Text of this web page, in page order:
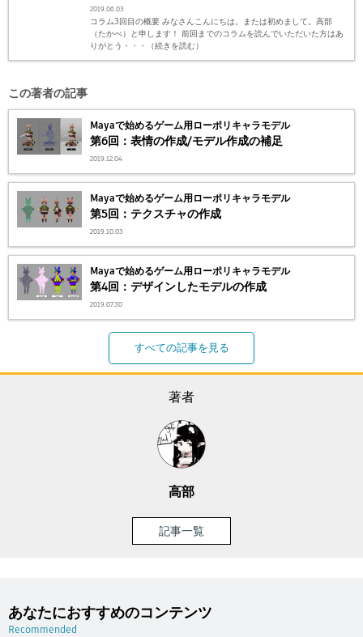
2019.06.03
コラム3回目の概要 みなさんこんにちは。または初めまして。高部
（たかべ）と申します！ 前回までのコラムを読んでいただいた方はあ
りがとう・・・（続きを読む）
この著者の記事
Mayaで始めるゲーム用ローポリキャラモデル
第6回：表情の作成/モデル作成の補足
2019.12.04
Mayaで始めるゲーム用ローポリキャラモデル
第5回：テクスチャの作成
2019.10.03
Mayaで始めるゲーム用ローポリキャラモデル
第4回：デザインしたモデルの作成
2019.07.30
すべての記事を見る
著者
高部
記事一覧
あなたにおすすめのコンテンツ
Recommended